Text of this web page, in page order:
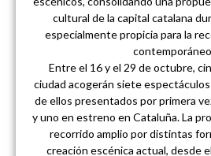
cultural de la capital catalana
especialmente propicia para la
Entre el 16 y el 29 de octubre,
ciudad acogerán siete
de ellos presentados por primera
y uno en estreno en Cataluña. La
recorrido amplio por distintas
creación escénica actual, desde